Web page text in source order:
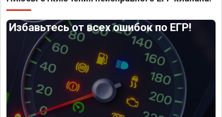
Избавьтесь от всех ошибок по ЕГР!